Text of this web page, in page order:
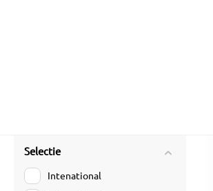
Selectie
Intenational